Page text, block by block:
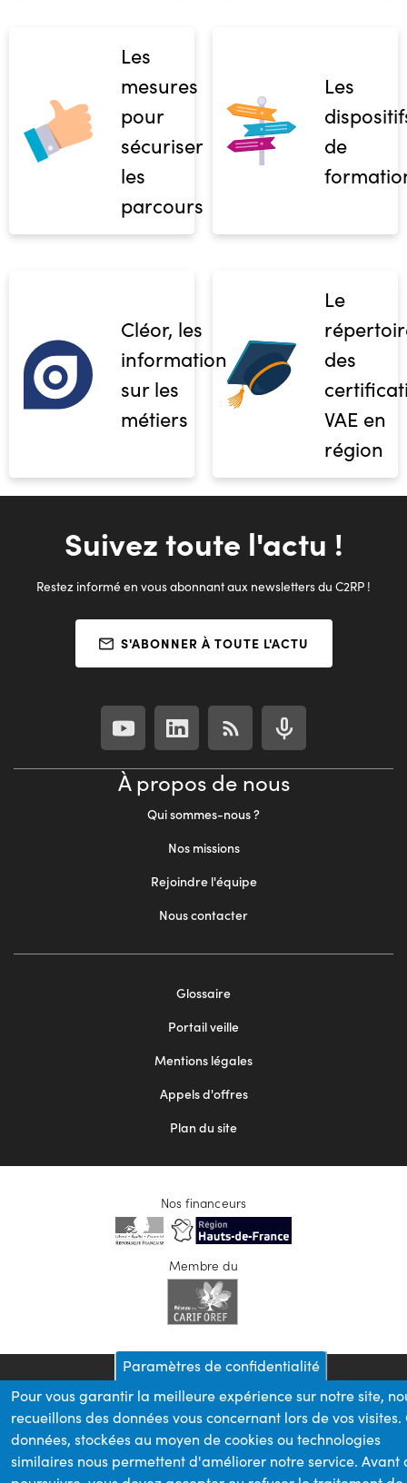
Les
mesures
pour
sécuriser
les
parcours
Les
de
Cléor, les
informations
sur les
métiers
Le
des
VAE en
région
Suivez toute l'actu !
Restez informé en vous abonnant aux newsletters du C2RP !
S'ABONNER À TOUTE L'ACTU
À propos de nous
Qui sommes-nous ?
Nos missions
Rejoindre l'équipe
Nous contacter
Glossaire
Portail veille
Mentions légales
Appels d'offres
Plan du site
Nos financeurs
Membre du
Paramètres de confidentialité
Pour vous garantir la meilleure expérience sur notre site,
recueillons des données vous concernant lors de vos visites.
données, stockées au moyen de cookies ou technologies
similaires nous permettent d'améliorer notre service. Avant